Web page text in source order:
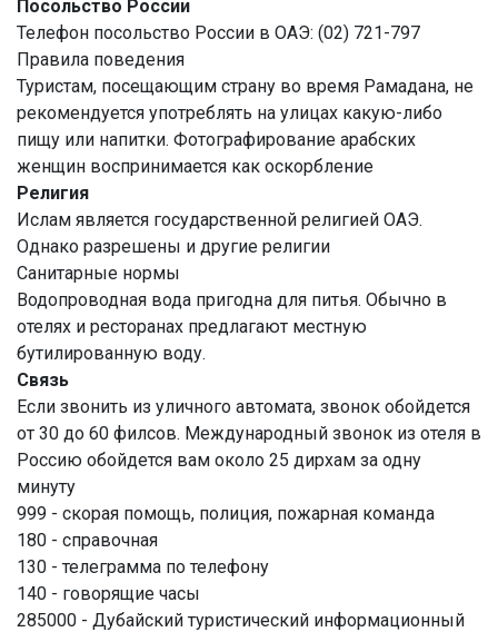
Посольство России
Телефон посольство России в ОАЭ: (02) 721-797
Правила поведения
Туристам, посещающим страну во время Рамадана, не
рекомендуется употреблять на улицах какую-либо
пищу или напитки. Фотографирование арабских
женщин воспринимается как оскорбление
Религия
Ислам является государственной религией ОАЭ.
Однако разрешены и другие религии
Санитарные нормы
Водопроводная вода пригодна для питья. Обычно в
отелях и ресторанах предлагают местную
бутилированную воду.
Связь
Если звонить из уличного автомата, звонок обойдется
от 30 до 60 филсов. Международный звонок из отеля в
Россию обойдется вам около 25 дирхам за одну
минуту
999 - скорая помощь, полиция, пожарная команда
180 - справочная
130 - телеграмма по телефону
140 - говорящие часы
285000 - Дубайский туристический информационный